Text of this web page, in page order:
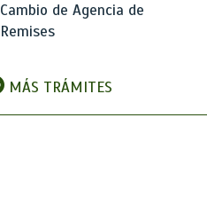
Cambio de Agencia de
Remises
MÁS TRÁMITES